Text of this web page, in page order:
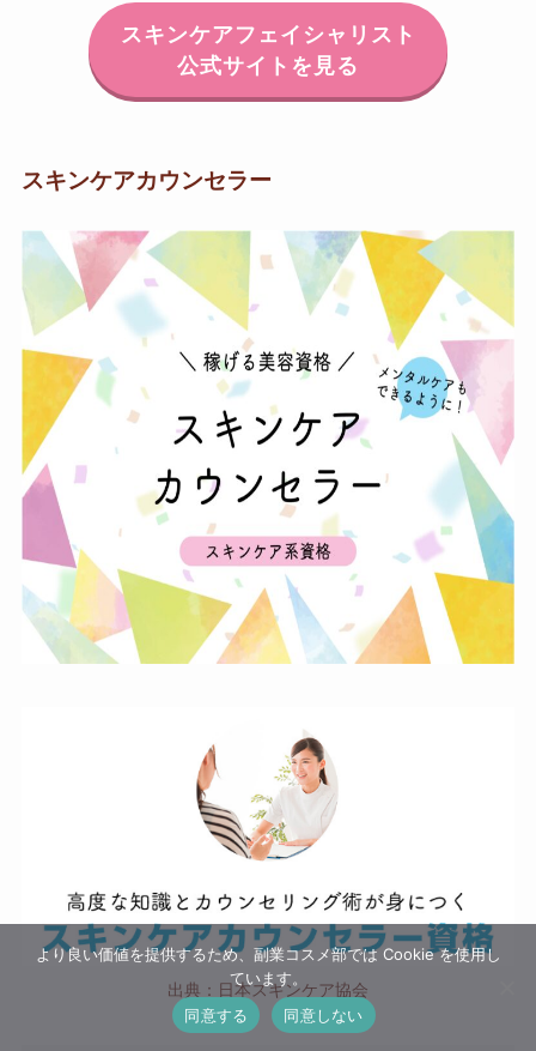
スキンケアフェイシャリスト
公式サイトを見る
スキンケアカウンセラー
出典：日本スキンケア協会
より良い価値を提供するため、副業コスメ部では Cookie を使用し
ています。
同意する
同意しない